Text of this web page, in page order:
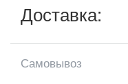
Доставка:
Самовывоз